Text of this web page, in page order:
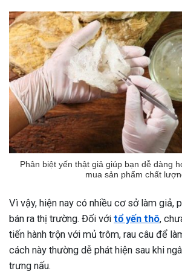
Phân biệt yến thật giả giúp bạn dễ dàng
mua sản phẩm chất
Vì vậy, hiện nay có nhiều cơ sở làm giả,
bán ra thị trường. Đối với tổ yến thô,
tiến hành trộn với mủ trôm, rau câu để
cách này thường dễ phát hiện sau khi
trưng nấu.